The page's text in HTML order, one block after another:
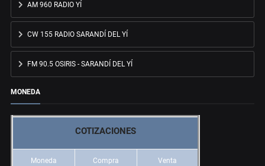
AM 960 RADIO YÍ
CW 155 RADIO SARANDÍ DEL YÍ
FM 90.5 OSIRIS - SARANDÍ DEL YÍ
MONEDA
COTIZACIONES
Moneda Compra Venta